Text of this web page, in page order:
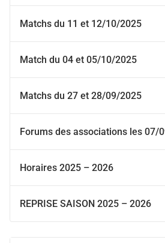
Matchs du 11 et 12/10/2025
Match du 04 et 05/10/2025
Matchs du 27 et 28/09/2025
Forums des associations les 07/
Horaires 2025 – 2026
REPRISE SAISON 2025 – 2026